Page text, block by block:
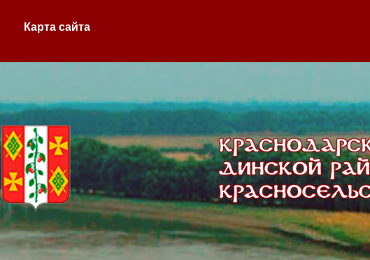
Карта сайта